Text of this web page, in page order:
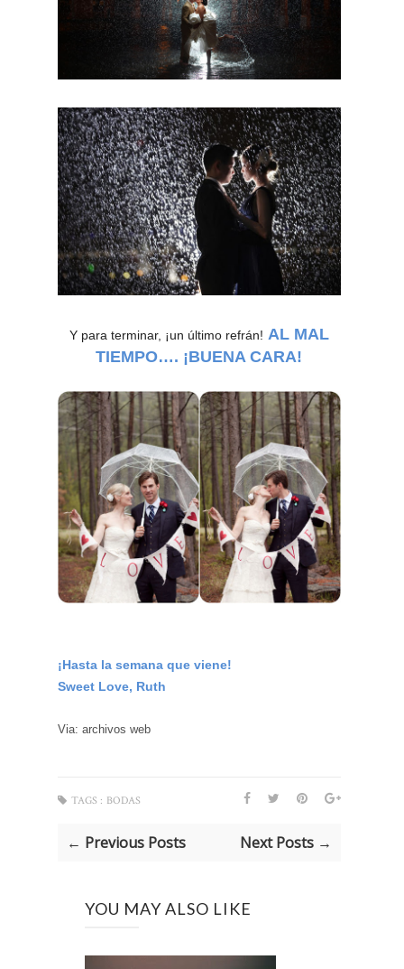
Y para terminar, ¡un último refrán! AL MAL
TIEMPO…. ¡BUENA CARA!
¡Hasta la semana que viene!
Sweet Love, Ruth
Via: archivos web
TAGS : BODAS
← Previous Posts Next Posts →
YOU MAY ALSO LIKE